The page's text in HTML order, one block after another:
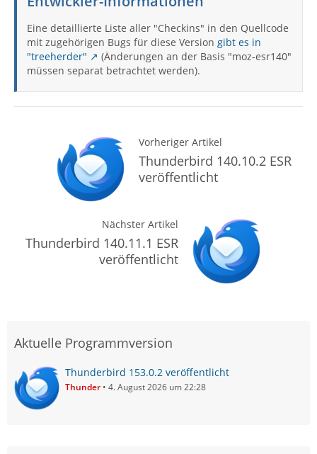
Eine detaillierte Liste aller "Checkins" in den Quellcode
mit zugehörigen Bugs für diese Version gibt es in
"treeherder"
(Änderungen an der Basis "moz-esr140"
müssen separat betrachtet werden).
Vorheriger Artikel
Thunderbird 140.10.2 ESR
veröffentlicht
Nächster Artikel
Thunderbird 140.11.1 ESR
veröffentlicht
Aktuelle Programmversion
Thunderbird 153.0.2 veröffentlicht
Thunder 4. August 2026 um 22:28